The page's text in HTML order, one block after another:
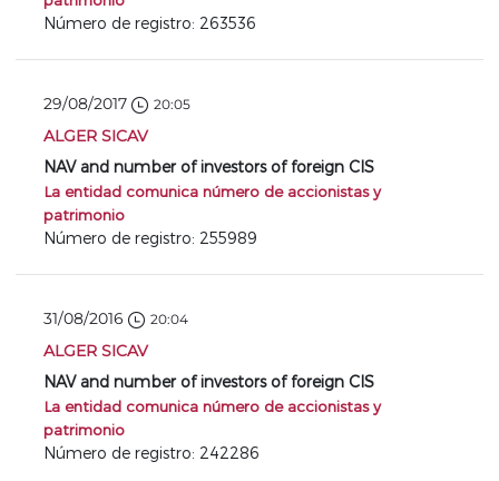
Número de registro: 263536
29/08/2017 20:05
ALGER SICAV
NAV and number of investors of foreign CIS
La entidad comunica número de accionistas y
patrimonio
Número de registro: 255989
31/08/2016 20:04
ALGER SICAV
NAV and number of investors of foreign CIS
La entidad comunica número de accionistas y
patrimonio
Número de registro: 242286